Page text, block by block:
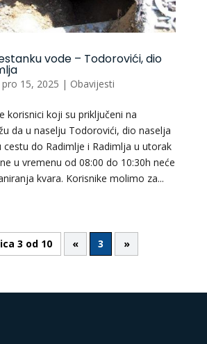
vode – Todorovići, dio
pro 15, 2025 | Obavijesti
korisnici koji su priključeni na
da u naselju Todorovići, dio naselja
cestu do Radimlje i Radimlja u utorak
u vremenu od 08:00 do 10:30h neće
kvara. Korisnike molimo za...
3 od 10 « 3 »